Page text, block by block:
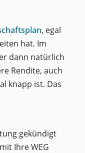
, egal
hat. Im
dann natürlich
Rendite, auch
knapp ist. Das
gekündigt
Ihre WEG